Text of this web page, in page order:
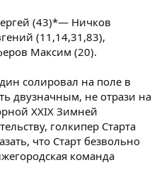
(43)*— Ничков
(11,14,31,83),
Максим (20).
солировал на поле в
двузначным, не отрази на
XXIX Зимней
голкипер Старта
что Старт безвольно
команда